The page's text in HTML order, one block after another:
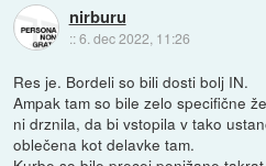
nirburu
::6. dec 2022, 11:26
Res je. Bordeli so bili dosti bolj IN.
Ampak tam so bile zelo specifične
ni drznila, da bi vstopila v tako
oblečena kot delavke tam.